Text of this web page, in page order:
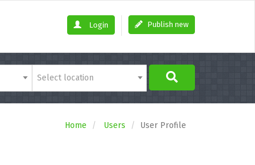
Publish new
Login
Select location
Home Users User Profile